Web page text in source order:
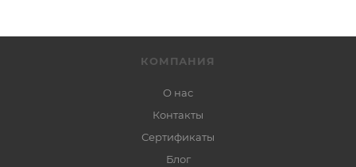
КОМПАНИЯ
О нас
Контакты
Сертификаты
Блог